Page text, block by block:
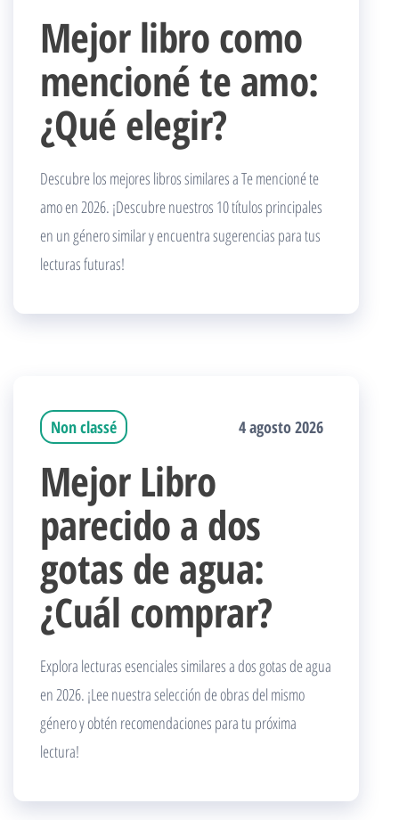
Mejor libro como
mencioné te amo:
¿Qué elegir?
Descubre los mejores libros similares a Te mencioné te
amo en 2026. ¡Descubre nuestros 10 títulos principales
en un género similar y encuentra sugerencias para tus
lecturas futuras!
Non classé 4 agosto 2026
Mejor Libro
parecido a dos
gotas de agua:
¿Cuál comprar?
Explora lecturas esenciales similares a dos gotas de agua
en 2026. ¡Lee nuestra selección de obras del mismo
género y obtén recomendaciones para tu próxima
lectura!